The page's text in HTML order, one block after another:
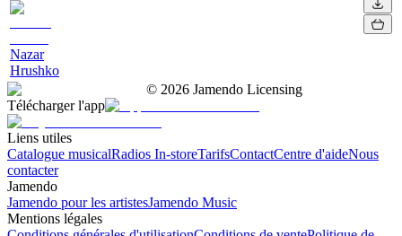
Nazar
Hrushko
© 2026 Jamendo Licensing
Télécharger l'app
Liens utiles
Catalogue musicalRadios In-storeTarifsContactCentre d'aideNous
contacter
Jamendo
Jamendo pour les artistesJamendo Music
Mentions légales